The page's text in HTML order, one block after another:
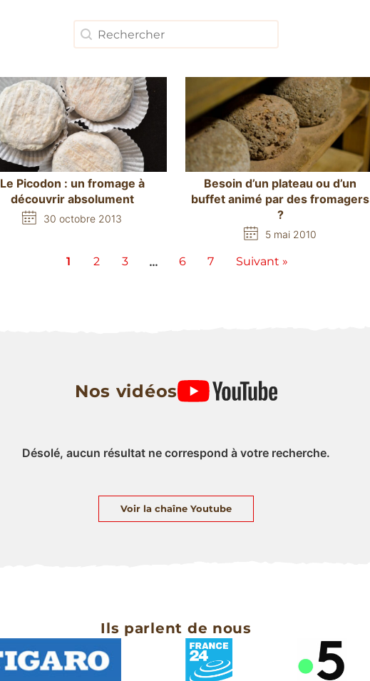
Recherche
Rechercher
Le Picodon : un fromage à
découvrir absolument
30 octobre 2013
Besoin d’un plateau ou d’un
buffet animé par des fromagers
?
5 mai 2010
1 2 3 … 6 7 Suivant »
Nos vidéos
Désolé, aucun résultat ne correspond à votre recherche.
Voir la chaîne Youtube
Ils parlent de nous